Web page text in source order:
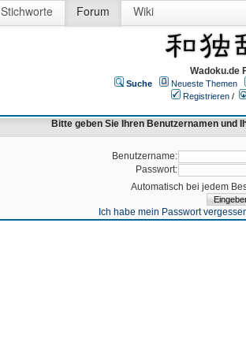
Stichworte Forum Wiki
Wadoku.de
Suche Neueste Themen
Registrieren /
Bitte geben Sie Ihren Benutzernamen und
Benutzername:
Passwort:
Automatisch bei jedem
Ich habe mein Passwort